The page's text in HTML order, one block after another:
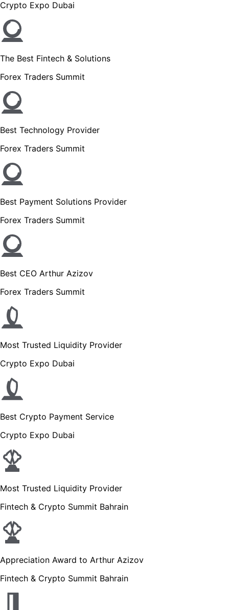
Crypto Expo Dubai
The Best Fintech & Solutions
Forex Traders Summit
Best Technology Provider
Forex Traders Summit
Best Payment Solutions Provider
Forex Traders Summit
Best CEO Arthur Azizov
Forex Traders Summit
Most Trusted Liquidity Provider
Crypto Expo Dubai
Best Crypto Payment Service
Crypto Expo Dubai
Most Trusted Liquidity Provider
Fintech & Crypto Summit Bahrain
Appreciation Award to Arthur Azizov
Fintech & Crypto Summit Bahrain